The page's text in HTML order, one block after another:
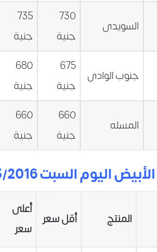
السويدى
730
جنية
735
جنية
جنوب الوادى
675
جنية
680
جنية
المسله
660
جنية
660
جنية
السبت 5/3/2016 في مصر :
المنتج أقل سعر
أعلى
سعر